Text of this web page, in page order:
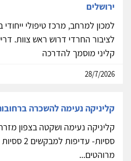
ירושלים
למכון למרחב, מרכז טיפולי
לציבור החרדי דרוש ראש צוות.
קליני מוסמך להדרכה
28/7/2026
קליניקה נעימה להשכרה
קליניקה נעימה ושקטה בצפון
ססיות-
מרוהטים...